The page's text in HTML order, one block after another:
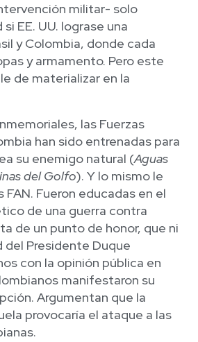
militar- solo
EE. UU. lograse una
y Colombia, donde cada
y armamento. Pero este
de materializar en la
las Fuerzas
han sido entrenadas para
su enemigo natural (Aguas
del Golfo). Y lo mismo le
FAN. Fueron educadas en el
de una guerra contra
de un punto de honor, que ni
del Presidente Duque
con la opinión pública en
manifestaron su
Argumentan que la
provocaría el ataque a las